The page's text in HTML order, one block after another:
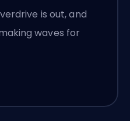
is out, and
waves for